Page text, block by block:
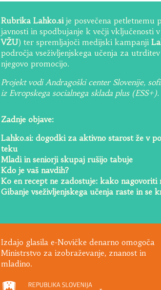
Rubrika Lahko.sije posvečena petletnemu
javnosti in spodbujanje k večji vključenosti
VŽU) ter spremljajoči medijski kampanji
področja vseživljenjskega učenja za
njegovo promocijo.
Projekt vodi Andragoški center Slovenije,
iz Evropskega socialnega sklada plus (ESS+).
Zadnje objave:
Lahko.si: dogodki za aktivno starost že v
teku
Mladi in seniorji skupaj rušijo tabuje
Kdo je vaš navdih?
Ko en recept ne zadostuje: kako nagovoriti
Gibanje vseživljenjskega učenja raste in se
Izdajo glasila e-Novičke denarno omogoča
Ministrstvo za izobraževanje, znanost in
mladino.